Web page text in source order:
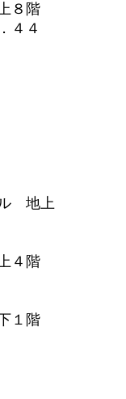
８階
４４
ル 地上
４階
１階